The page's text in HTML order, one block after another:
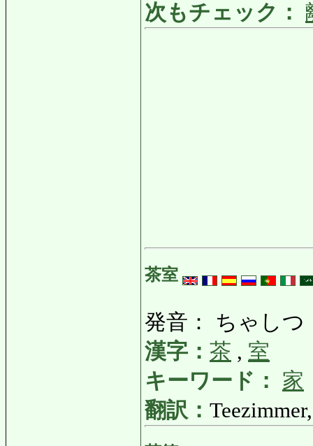
次もチェック：
茶室
発音： ちゃしつ
漢字： 茶 , 室
キーワード：
家
翻訳：